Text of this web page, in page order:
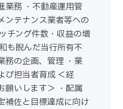
業務 ・不動産運用管
ンテナンス業者等への
チング件数・収益の増
も睨んだ当行所有不
務の企画、管理 ・業
び担当者育成 ＜経
願いします＞ ・配属
補佐と目標達成に向け